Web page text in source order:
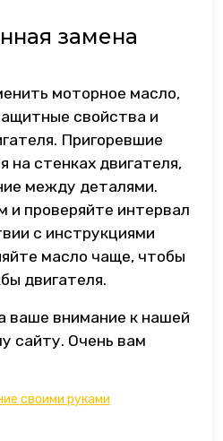
замена
моторное масло,
свойства и
Пригоревшие
на стенках двигателя,
между деталями.
и проверяйте интервал
с инструкциями
масло чаще, чтобы
двигателя.
ваше внимание к нашей
сайту. Очень вам
своими руками